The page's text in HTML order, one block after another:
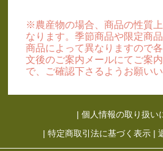
※農産物の場合、商品の性質
なります。季節商品や限定商
商品によって異なりますので
文後のご案内メールにてご案
で、ご確認下さるようお願いい
| 個人情報の取り扱い
| 特定商取引法に基づく表示 |